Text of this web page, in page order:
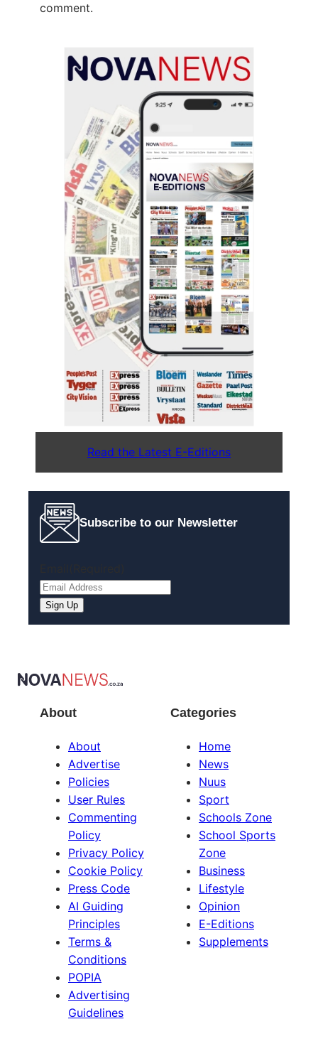
comment.
Read the Latest E-Editions
Subscribe to our Newsletter
About
About
Advertise
Policies
User Rules
Commenting
Policy
Privacy Policy
Cookie Policy
Press Code
AI Guiding
Principles
Terms &
Conditions
POPIA
Advertising
Guidelines
Categories
Home
News
Nuus
Sport
Schools Zone
School Sports
Zone
Business
Lifestyle
Opinion
E-Editions
Supplements